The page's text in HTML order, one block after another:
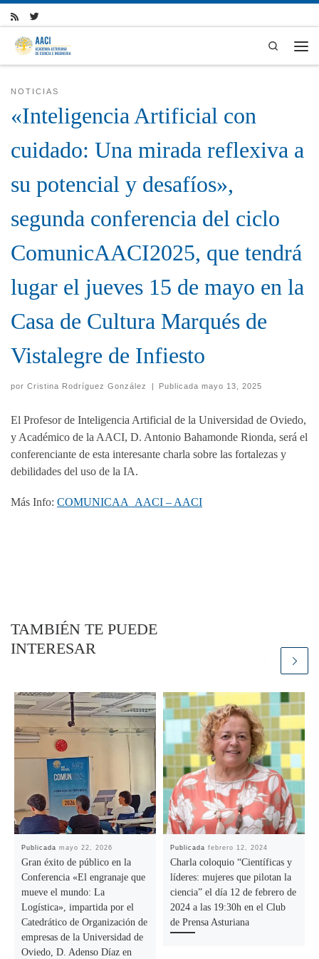
Skip to content
Search
NOTICIAS
«Inteligencia Artificial con
cuidado: Una mirada reflexiva a
su potencial y desafíos»,
segunda conferencia del ciclo
ComunicAACI2025, que tendrá
lugar el jueves 15 de mayo en la
Casa de Cultura Marqués de
Vistalegre de Infiesto
por Cristina Rodríguez González | Publicadamayo 13, 2025
El Profesor de Inteligencia Artificial de la Universidad de Oviedo,
y Académico de la AACI, D. Antonio Bahamonde Rionda, será el
conferenciante de esta interesante charla sobre las fortalezas y
debilidades del uso de la IA.
Más Info: COMUNICAA_AACI – AACI
TAMBIÉN TE PUEDE
INTERESAR
Publicadamayo 22, 2026
Gran éxito de público en la
Conferencia «El engranaje que
mueve el mundo: La
Logística», impartida por el
Catedrático de Organización de
empresas de la Universidad de
Oviedo, D. Adenso Díaz en
Publicadafebrero 12, 2024
Charla coloquio “Científicas y
líderes: mujeres que pilotan la
ciencia” el día 12 de febrero de
2024 a las 19:30h en el Club
de Prensa Asturiana